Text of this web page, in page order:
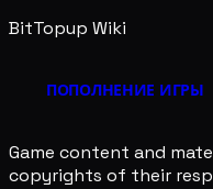
BitTopup Wiki
ПОПОЛНЕНИЕ ИГРЫ
Game content and
copyrights of their